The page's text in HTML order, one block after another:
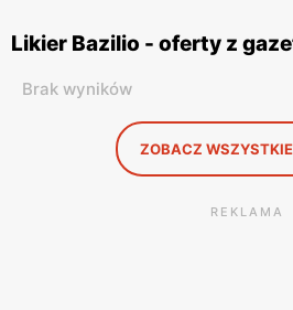
Likier Bazilio - oferty z
Brak wyników
ZOBACZ
REKLAMA